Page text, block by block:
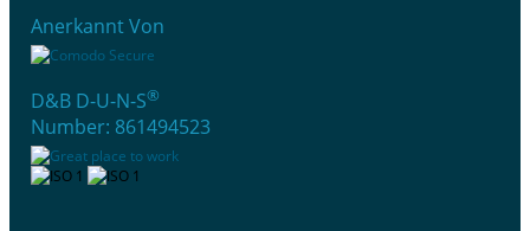
Anerkannt Von
D&B D-U-N-S®
Number: 861494523